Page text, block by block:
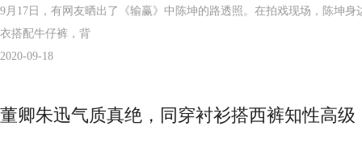
9月17日，有网友晒出了《输赢》中陈坤的路透照。在拍戏现场，陈坤
衣搭配牛仔裤，背
2020-09-18
董卿朱迅气质真绝，同穿衬衫搭西裤知性高